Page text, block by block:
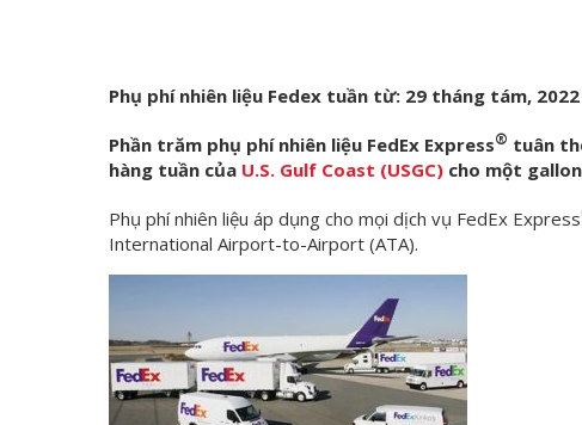
Phụ phí nhiên liệu Fedex tuần từ: 29 tháng tám,
Phần trăm phụ phí nhiên liệu FedEx Express® tuân
hàng tuần của U.S. Gulf Coast (USGC) cho một
Phụ phí nhiên liệu áp dụng cho mọi dịch vụ FedEx Express
International Airport-to-Airport (ATA).